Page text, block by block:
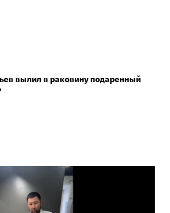
вылил в раковину подаренный